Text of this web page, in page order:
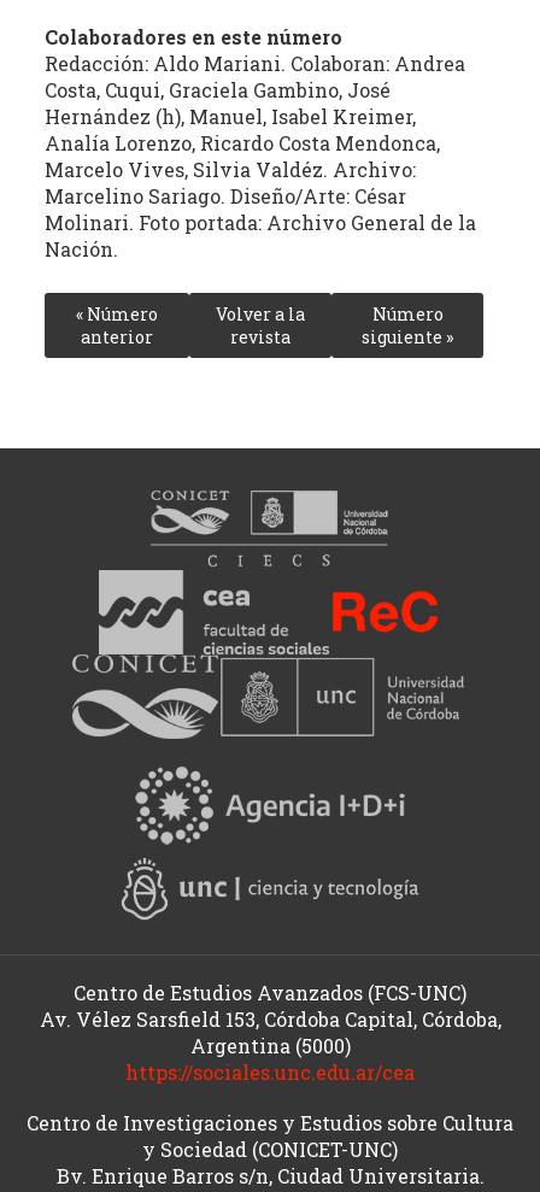
Colaboradores en este número
Redacción: Aldo Mariani. Colaboran: Andrea
Costa, Cuqui, Graciela Gambino, José
Hernández (h), Manuel, Isabel Kreimer,
Analía Lorenzo, Ricardo Costa Mendonca,
Marcelo Vives, Silvia Valdéz. Archivo:
Marcelino Sariago. Diseño/Arte: César
Molinari. Foto portada: Archivo General de la
Nación.
« Número
anterior
Volver a la
revista
Número
siguiente »
Centro de Estudios Avanzados (FCS-UNC)
Av. Vélez Sarsfield 153, Córdoba Capital, Córdoba,
Argentina (5000)
https://sociales.unc.edu.ar/cea
Centro de Investigaciones y Estudios sobre Cultura
y Sociedad (CONICET-UNC)
Bv. Enrique Barros s/n, Ciudad Universitaria.